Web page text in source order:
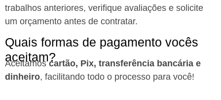
trabalhos anteriores, verifique avaliações e solicite
um orçamento antes de contratar.
Quais formas de pagamento vocês
aceitam?
Aceitamoscartão, Pix, transferência bancária e
dinheiro, facilitando todo o processo para você!